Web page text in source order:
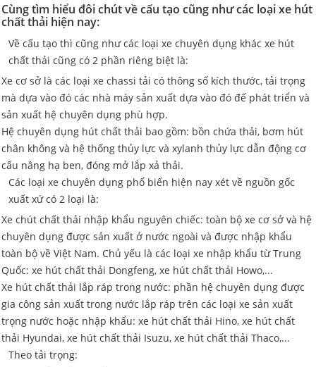
Cùng tìm hiểu đôi chút về cấu tạo cũng như các loại xe hút
chất thải hiện nay:
Về cấu tạo thì cũng như các loại xe chuyên dụng khác xe hút
chất thải cũng có 2 phần riêng biệt là:
Xe cơ sở là các loại xe chassi tải có thông số kích thước, tải trọng
mà dựa vào đó các nhà máy sản xuất dựa vào đó đế phát triển và
sản xuất hệ chuyên dụng phù hợp.
Hệ chuyên dụng hút chất thải bao gồm: bồn chứa thải, bơm hút
chân không và hệ thống thủy lực và xylanh thủy lực dẫn động cơ
cấu nâng hạ ben, đóng mở lắp xả thải.
Các loại xe chuyên dụng phổ biến hiện nay xét về nguồn gốc
xuất xứ có 2 loại là:
Xe chút chất thải nhập khẩu nguyên chiếc: toàn bộ xe cơ sở và hệ
chuyên dụng được sản xuất ở nước ngoài và được nhập khẩu
toàn bộ về Việt Nam. Chủ yếu là các loại xe nhập khẩu từ Trung
Quốc: xe hút chất thải Dongfeng, xe hút chất thải Howo,...
Xe hút chất thải lắp ráp trong nước: phần hệ chuyên dụng được
gia công sản xuất trong nước lắp ráp trên các loại xe sản xuất
trọng nước hoặc nhập khẩu: xe hút chất thải Hino, xe hút chất
thải Hyundai, xe hút chất thải Isuzu, xe hút chất thải Thaco,...
Theo tải trọng: